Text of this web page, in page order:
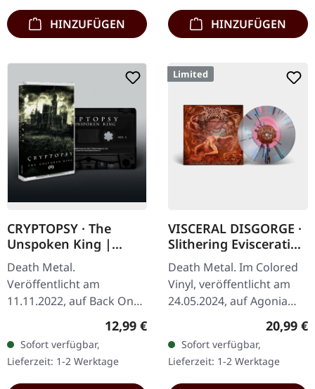
HINZUFÜGEN
auf 500 Exemplare.…
HINZUFÜGEN
CRYPTOPSY · The
Unspoken King |
BLACK TAPE
Death Metal.
Veröffentlicht am
11.11.2022, auf Back On
Black. Schwarze Musik-
Kassette. Als Cryptopsy
2008 "The Unspoken
King" veröffentlichten,…
Regulärer Preis:
12,99 €
Sofort verfügbar,
Lieferzeit: 1-2 Werktage
Limited
VISCERAL DISGORGE ·
Slithering Evisceration
| COLORED LP
Death Metal. Im Colored
Vinyl, veröffentlicht am
24.05.2024, auf Agonia
Records. Farbiges Vinyl im
Gatefold-Cover. Limitiert
auf 250 Stück. Visceral…
20,99 €
Sofort verfügbar,
Lieferzeit: 1-2 Werktage